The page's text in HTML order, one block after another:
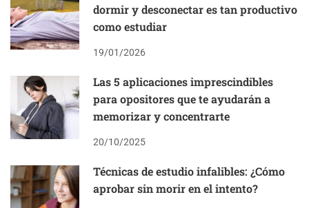
dormir y desconectar es tan productivo
como estudiar
19/01/2026
Las 5 aplicaciones imprescindibles
para opositores que te ayudarán a
memorizar y concentrarte
20/10/2025
Técnicas de estudio infalibles: ¿Cómo
aprobar sin morir en el intento?